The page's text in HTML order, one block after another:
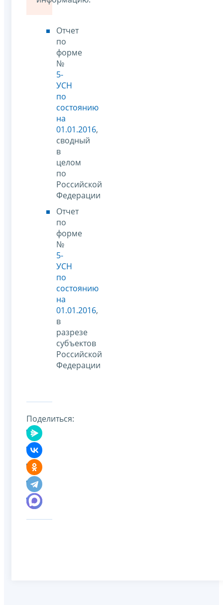
Отчет
по
форме
№
5-
УСН
по
состоянию
на
01.01.2016,
сводный
в
целом
по
Российской
Федерации
Отчет
по
форме
№
5-
УСН
по
состоянию
на
01.01.2016,
в
разрезе
субъектов
Российской
Федерации
Поделиться: